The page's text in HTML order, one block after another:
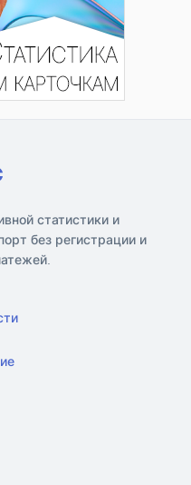
статистики и
без регистрации и